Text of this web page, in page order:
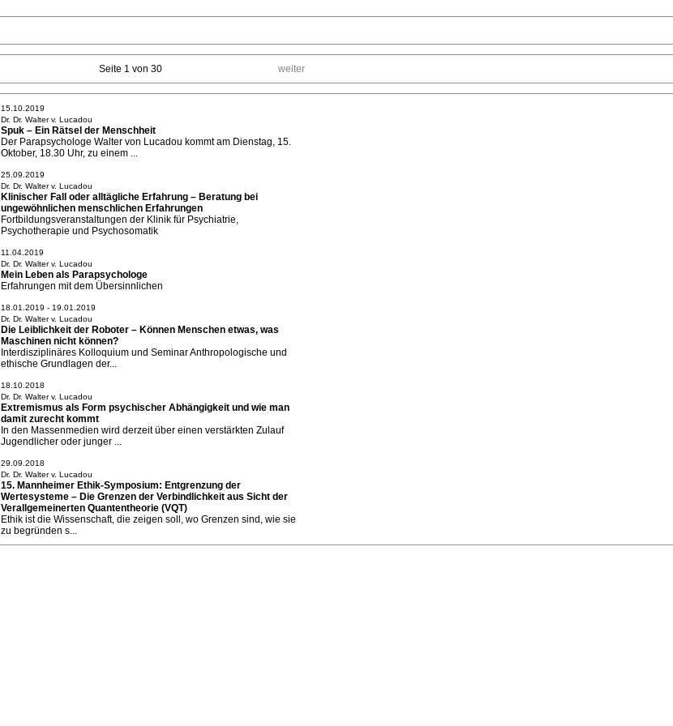
Seite 1 von 30 weiter
15.10.2019
Dr. Dr. Walter v. Lucadou
Spuk – Ein Rätsel der Menschheit
Der Parapsychologe Walter von Lucadou kommt am Dienstag, 15.
Oktober, 18.30 Uhr, zu einem ...
25.09.2019
Dr. Dr. Walter v. Lucadou
Klinischer Fall oder alltägliche Erfahrung – Beratung bei
ungewöhnlichen menschlichen Erfahrungen
Fortbildungsveranstaltungen der Klinik für Psychiatrie,
Psychotherapie und Psychosomatik
11.04.2019
Dr. Dr. Walter v. Lucadou
Mein Leben als Parapsychologe
Erfahrungen mit dem Übersinnlichen
18.01.2019 - 19.01.2019
Dr. Dr. Walter v. Lucadou
Die Leiblichkeit der Roboter – Können Menschen etwas, was
Maschinen nicht können?
Interdisziplinäres Kolloquium und Seminar Anthropologische und
ethische Grundlagen der...
18.10.2018
Dr. Dr. Walter v. Lucadou
Extremismus als Form psychischer Abhängigkeit und wie man
damit zurecht kommt
In den Massenmedien wird derzeit über einen verstärkten Zulauf
Jugendlicher oder junger ...
29.09.2018
Dr. Dr. Walter v. Lucadou
15. Mannheimer Ethik-Symposium: Entgrenzung der
Wertesysteme – Die Grenzen der Verbindlichkeit aus Sicht der
Verallgemeinerten Quantentheorie (VQT)
Ethik ist die Wissenschaft, die zeigen soll, wo Grenzen sind, wie sie
zu begründen s...